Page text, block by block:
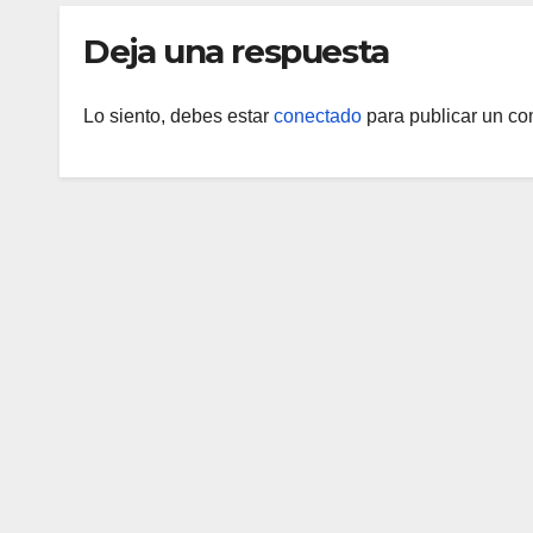
Deja una respuesta
Lo siento, debes estar conectado para publicar un